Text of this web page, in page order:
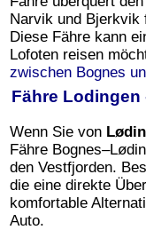
Narvik und Bjerkvik
Diese Fähre kann
Lofoten reisen
zwischen Bognes
Fähre Lodingen
Wenn Sie von
Fähre
den Vestfjorden.
die eine direkte
komfortable
Auto.